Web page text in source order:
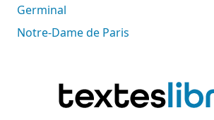
Germinal
Notre-Dame de Paris